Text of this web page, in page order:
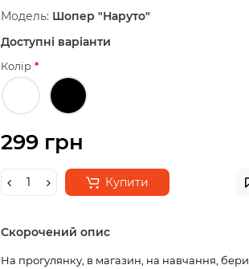
Модель: Шопер "Наруто"
Доступні варіанти
Колір
299 грн
Купити
Скорочений опис
На прогулянку, в магазин, на навчання, бери